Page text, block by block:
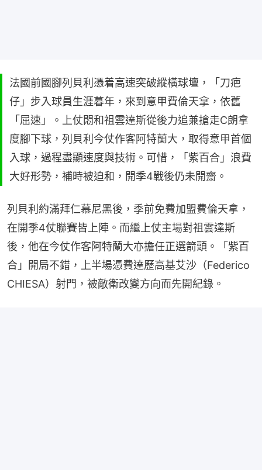
法國前國腳列貝利憑着高速突破縱橫球壇，「刀疤
仔」步入球員生涯暮年，來到意甲費倫天拿，依舊
「屈速」。上仗悶和祖雲達斯從後力追兼搶走C朗拿
度腳下球，列貝利今仗作客阿特蘭大，取得意甲首個
入球，過程盡顯速度與技術。可惜，「紫百合」浪費
大好形勢，補時被迫和，開季4戰後仍未開齋。
列貝利約滿拜仁慕尼黑後，季前免費加盟費倫天拿，
在開季4仗聯賽皆上陣。而繼上仗主場對祖雲達斯
後，他在今仗作客阿特蘭大亦擔任正選箭頭。「紫百
合」開局不錯，上半場憑費達歷高基艾沙（Federico
CHIESA）射門，被敵衛改變方向而先開紀錄。